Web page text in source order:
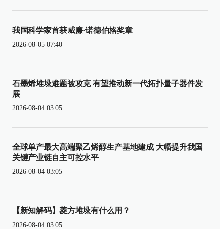
我国科学家首获威廉·诺德伯格奖章
2026-08-05 07:40
石墨烯堆垛难题被攻克 有望推动新一代拓扑量子器件发
展
2026-08-04 03:05
全球单产最大高端聚乙烯醇生产基地建成 大幅提升我国
关键产业链自主可控水平
2026-08-04 03:05
【新知解码】菱方堆垛有什么用？
2026-08-04 03:05